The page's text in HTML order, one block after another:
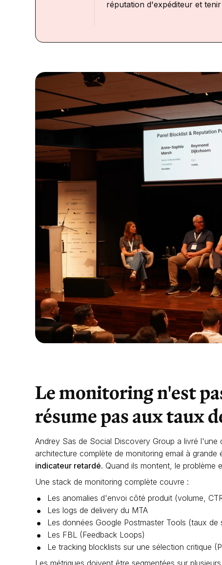
réputation d'expéditeur et
Le monitoring n'est
résume pas aux taux
Andrey Sas de Social Discovery Group a livré
architecture complète de monitoring email à grande
indicateur retardé. Quand ils montent, le problème
Une stack de monitoring complète couvre :
Les anomalies d'envoi côté produit (volume,
Les logs de delivery du MTA
Les données Google Postmaster Tools (taux de
Les FBL (Feedback Loops)
Le tracking blocklists sur une sélection critique
Les métriques doivent être segmentées sur